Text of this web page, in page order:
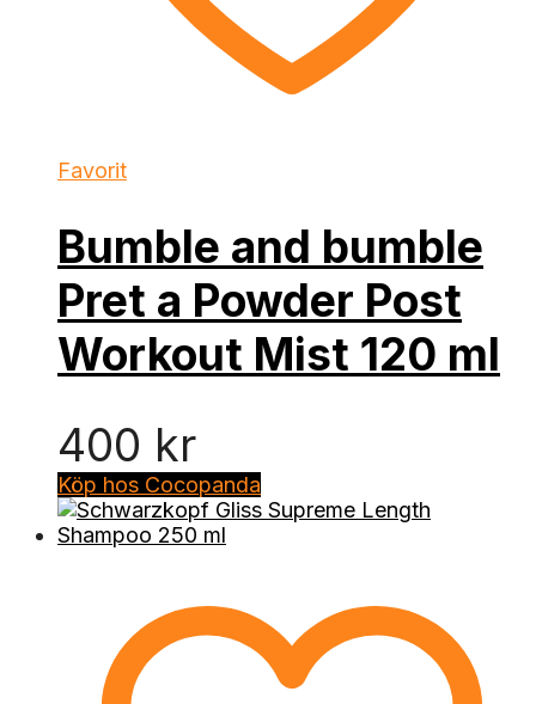
Favorit
Bumble and bumble
Pret a Powder Post
Workout Mist 120 ml
400 kr
Köp hos Cocopanda